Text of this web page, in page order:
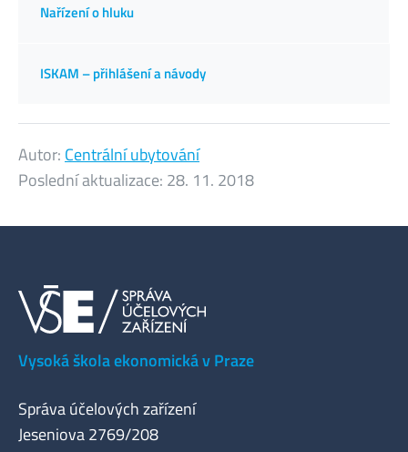
Nařízení o hluku
ISKAM – přihlášení a návody
Autor: Centrální ubytování
Poslední aktualizace: 28. 11. 2018
Vysoká škola ekonomická v Praze
Správa účelových zařízení
Jeseniova 2769/208